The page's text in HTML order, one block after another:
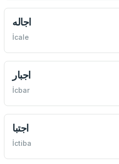
اجاله
İcale
اجبار
İcbar
اجتبا
İctiba